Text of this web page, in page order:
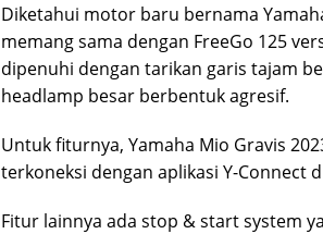
Diketahui motor baru bernama
memang sama dengan FreeGo 125
dipenuhi dengan tarikan garis tajam
headlamp besar berbentuk agresif.
Untuk fiturnya, Yamaha Mio Gravis
terkoneksi dengan aplikasi Y-Connect
Fitur lainnya ada stop & start system